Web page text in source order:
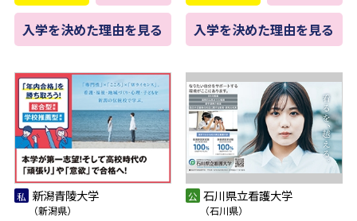
入学を決めた理由を見る 入学を決めた理由を見る
新潟青陵大学
（新潟県）
石川県立看護大学
（石川県）